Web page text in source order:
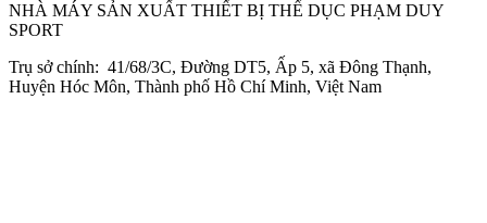
NHÀ MÁY SẢN XUẤT THIẾT BỊ THỂ DỤC PHẠM DUY
SPORT
Trụ sở chính: 41/68/3C, Đường DT5, Ấp 5, xã Đông Thạnh,
Huyện Hóc Môn, Thành phố Hồ Chí Minh, Việt Nam